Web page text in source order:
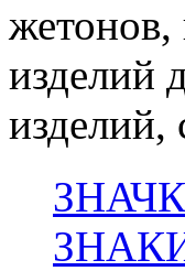
жетонов,
изделий
изделий,